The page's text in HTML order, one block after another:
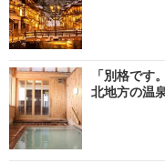
「別格で
北地方の温